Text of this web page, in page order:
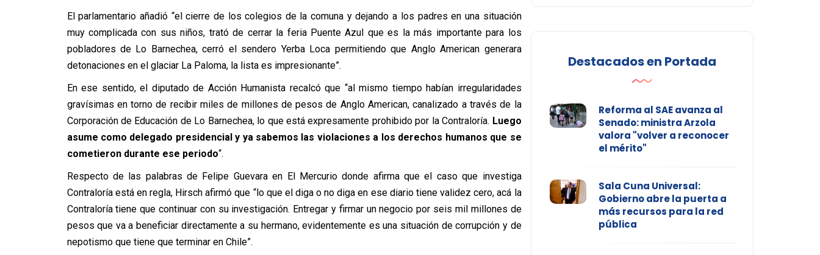
El parlamentario añadió “el cierre de los colegios de la comuna y dejando a los padres en una situación
muy complicada con sus niños, trató de cerrar la feria Puente Azul que es la más importante para los
pobladores de Lo Barnechea, cerró el sendero Yerba Loca permitiendo que Anglo American generara
detonaciones en el glaciar La Paloma, la lista es impresionante”.
En ese sentido, el diputado de Acción Humanista recalcó que “al mismo tiempo habían irregularidades
gravísimas en torno de recibir miles de millones de pesos de Anglo American, canalizado a través de la
Corporación de Educación de Lo Barnechea, lo que está expresamente prohibido por la Contraloría. Luego
asume como delegado presidencial y ya sabemos las violaciones a los derechos humanos que se
cometieron durante ese periodo“.
Respecto de las palabras de Felipe Guevara en El Mercurio donde afirma que el caso que investiga
Contraloría está en regla, Hirsch afirmó que “lo que el diga o no diga en ese diario tiene validez cero, acá la
Contraloría tiene que continuar con su investigación. Entregar y firmar un negocio por seis mil millones de
pesos que va a beneficiar directamente a su hermano, evidentemente es una situación de corrupción y de
nepotismo que tiene que terminar en Chile”.
Destacados en Portada
Reforma al SAE avanza al
Senado: ministra Arzola
valora "volver a reconocer
el mérito"
Sala Cuna Universal:
Gobierno abre la puerta a
más recursos para la red
pública